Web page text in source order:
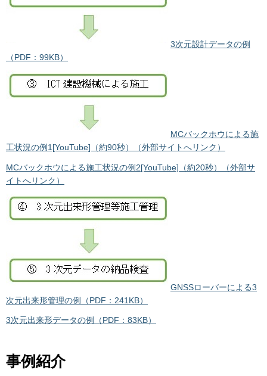
3次元設計データの例
（PDF：99KB）
MCバックホウによる施
工状況の例1[YouTube]（約90秒）（外部サイトへリンク）
MCバックホウによる施工状況の例2[YouTube]（約20秒）（外部サ
イトへリンク）
GNSSローバーによる3
次元出来形管理の例（PDF：241KB）
3次元出来形データの例（PDF：83KB）
事例紹介